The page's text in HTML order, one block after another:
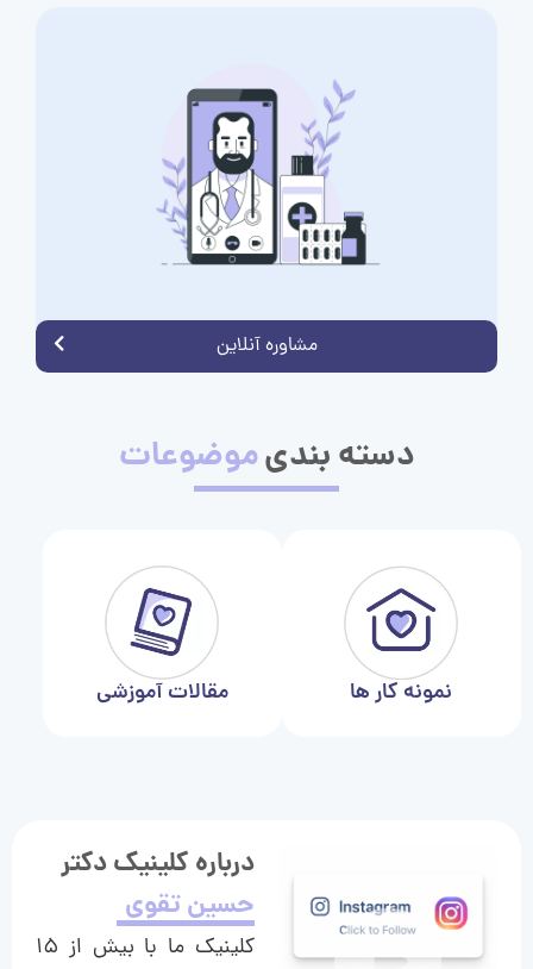
مشاوره آنلاین
دسته بندیموضوعات
نمونه کار ها مقالات آموزشی
درباره کلینیک دکتر
حسین تقوی
کلینیک ما با بیش از ۱۵